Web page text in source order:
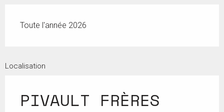
Toute l'année 2026
Localisation
PIVAULT FRÈRES